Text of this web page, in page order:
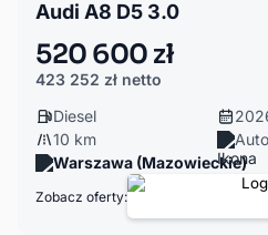
Audi A8 D5 3.0
520 600 zł
423 252 zł netto
Diesel
10 km
Warszawa (Mazowieckie)
Zobacz oferty: